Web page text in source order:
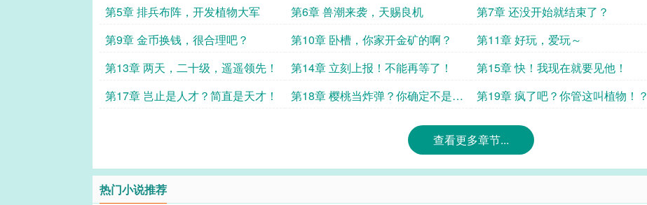
店！
第5章 排兵布阵，开发植物大军
第6章 兽潮来袭，天赐良机 第7章 还没开始就结束了？
第9章 金币换钱，很合理吧？ 第10章 卧槽，你家开金矿的啊？ 第11章 好玩，爱玩～
第13章 两天，二十级，遥遥领先！ 第14章 立刻上报！不能再等了！ 第15章 快！我现在就要见他！
第17章 岂止是人才？简直是天才！
第18章 樱桃当炸弹？你确定不是扯
第19章 疯了吧？你管这叫植物！？
查看更多章节...
热门小说推荐